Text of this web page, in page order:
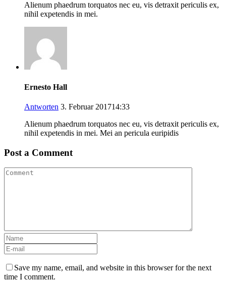
Alienum phaedrum torquatos nec eu, vis detraxit periculis ex,
nihil expetendis in mei.
Ernesto Hall
Antworten 3. Februar 201714:33
Alienum phaedrum torquatos nec eu, vis detraxit periculis ex,
nihil expetendis in mei. Mei an pericula euripidis
Post a Comment
Save my name, email, and website in this browser for the next
time I comment.